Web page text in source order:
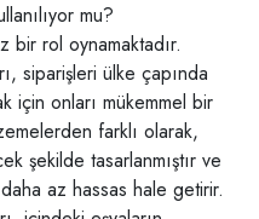
mu?
bir rol oynamaktadır.
siparişleri ülke çapında
için onları mükemmel bir
farklı olarak,
şekilde tasarlanmıştır ve
az hassas hale getirir.